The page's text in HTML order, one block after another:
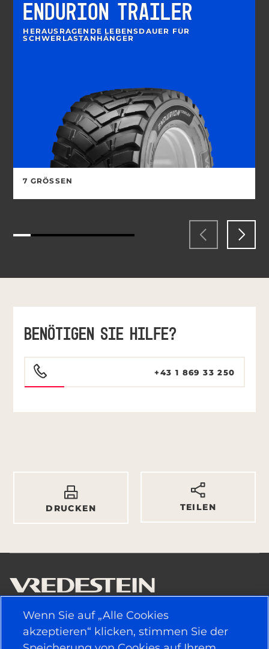
ENDURION TRAILER
HERAUSRAGENDE LEBENSDAUER FÜR
SCHWERLASTANHÄNGER
7 GRÖSSEN
BENÖTIGEN SIE HILFE?
+43 1 869 33 250
DRUCKEN TEILEN
NÜTZLICHE LINKS
Wenn Sie auf „Alle Cookies
akzeptieren“ klicken, stimmen Sie der